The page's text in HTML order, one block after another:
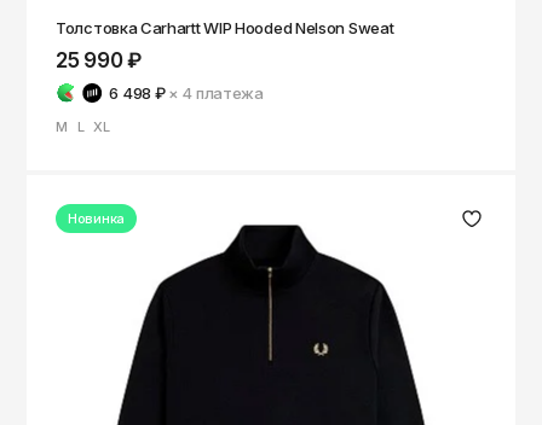
Толстовка Carhartt WIP Hooded Nelson Sweat
25 990 ₽
6 498 ₽ × 4платежа
M L XL
Новинка